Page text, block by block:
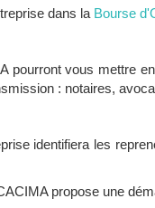
dans la Bourse
pourront vous mettre
: notaires,
identifiera les
propose une